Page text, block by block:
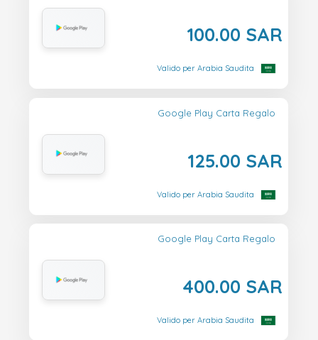
100.00 SAR
Valido per Arabia Saudita
Google Play Carta Regalo
125.00 SAR
Valido per Arabia Saudita
Google Play Carta Regalo
400.00 SAR
Valido per Arabia Saudita